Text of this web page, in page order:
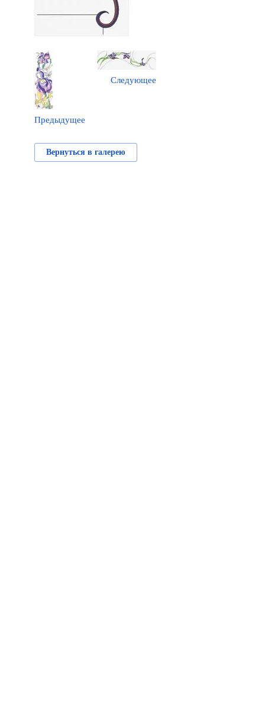
Предыдущее
Следующее
Вернуться в галерею